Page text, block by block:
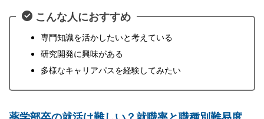
こんな人におすすめ
専門知識を活かしたいと考えている
研究開発に興味がある
多様なキャリアパスを経験してみたい